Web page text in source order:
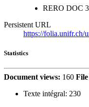
RERO DOC
Persistent URL
https://folia.unifr.ch/
Statistics
Document views: 160
Texte intégral: 230